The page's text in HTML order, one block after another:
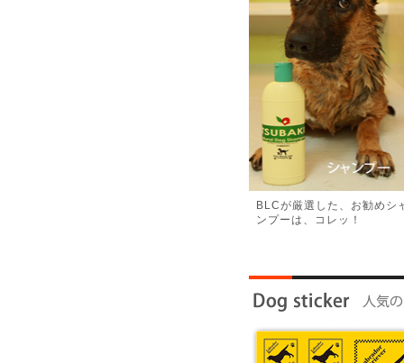
BLCが厳選した、お勧めシ
ンプーは、コレッ！